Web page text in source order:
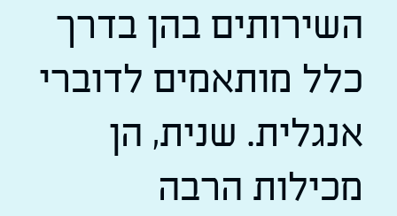
השירותים בהן בדרך
כלל מותאמים לדוברי
אנגלית. שנית, הן
מכילות הרבה